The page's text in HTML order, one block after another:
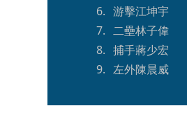
游擊江坤宇
二壘林子偉
捕手蔣少宏
左外陳晨威